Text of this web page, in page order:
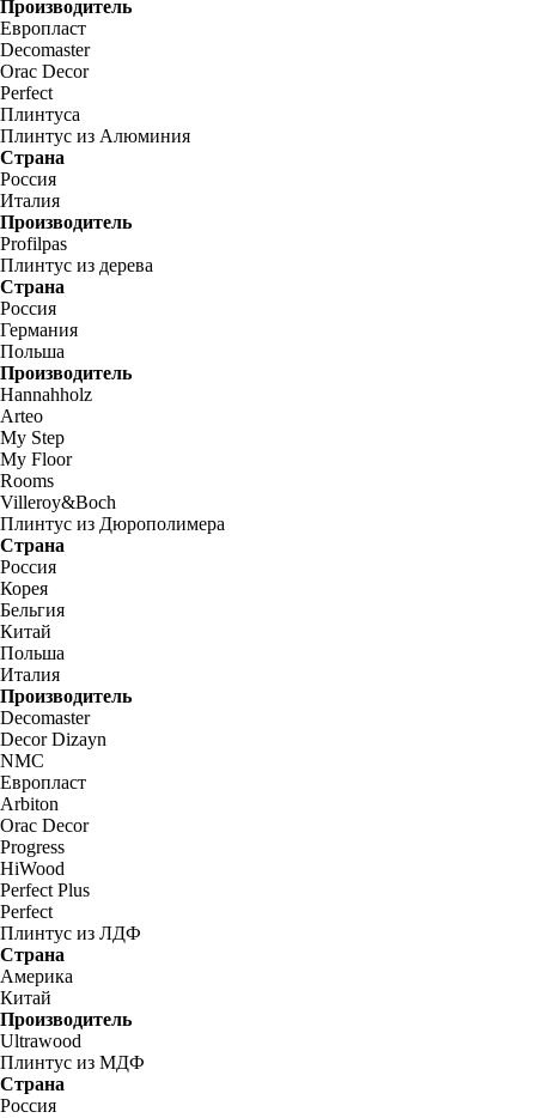
Производитель
Европласт
Decomaster
Orac Decor
Perfect
Плинтуса
Плинтус из Алюминия
Страна
Россия
Италия
Производитель
Profilpas
Плинтус из дерева
Страна
Россия
Германия
Польша
Производитель
Hannahholz
Arteo
My Step
My Floor
Rooms
Villeroy&Boch
Плинтус из Дюрополимера
Страна
Россия
Корея
Бельгия
Китай
Польша
Италия
Производитель
Decomaster
Decor Dizayn
NMC
Европласт
Arbiton
Orac Decor
Progress
HiWood
Perfect Plus
Perfect
Плинтус из ЛДФ
Страна
Америка
Китай
Производитель
Ultrawood
Плинтус из МДФ
Страна
Россия